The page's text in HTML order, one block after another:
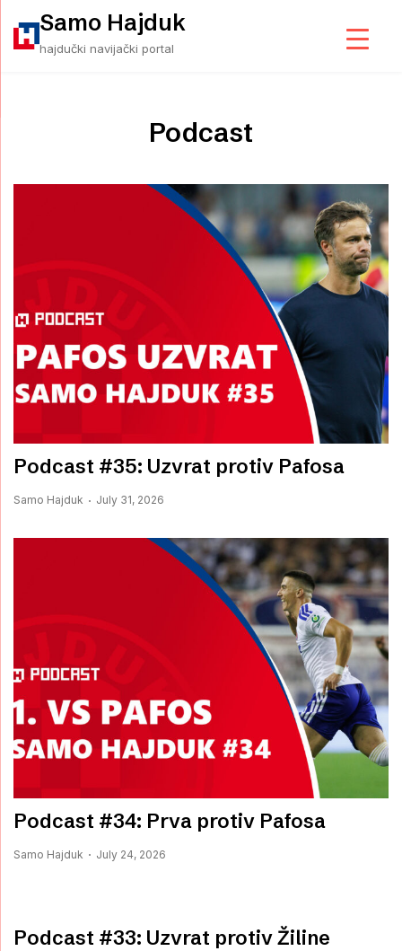
content
Samo Hajduk
hajdučki navijački portal
Podcast
Podcast #35: Uzvrat protiv Pafosa
Samo Hajduk July 31, 2026
Podcast #34: Prva protiv Pafosa
Samo Hajduk July 24, 2026
Podcast #33: Uzvrat protiv Žiline